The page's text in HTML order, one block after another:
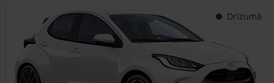
Drīzumā